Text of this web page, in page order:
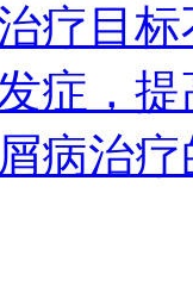
疗目
症，
病治